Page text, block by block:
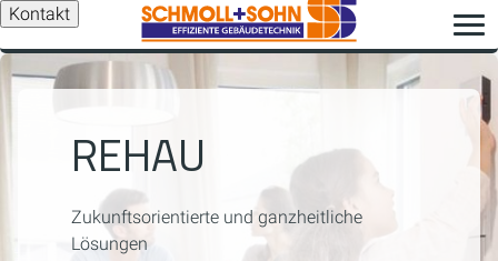
Kontakt
REHAU
Zukunftsorientierte und ganzheitliche
Lösungen